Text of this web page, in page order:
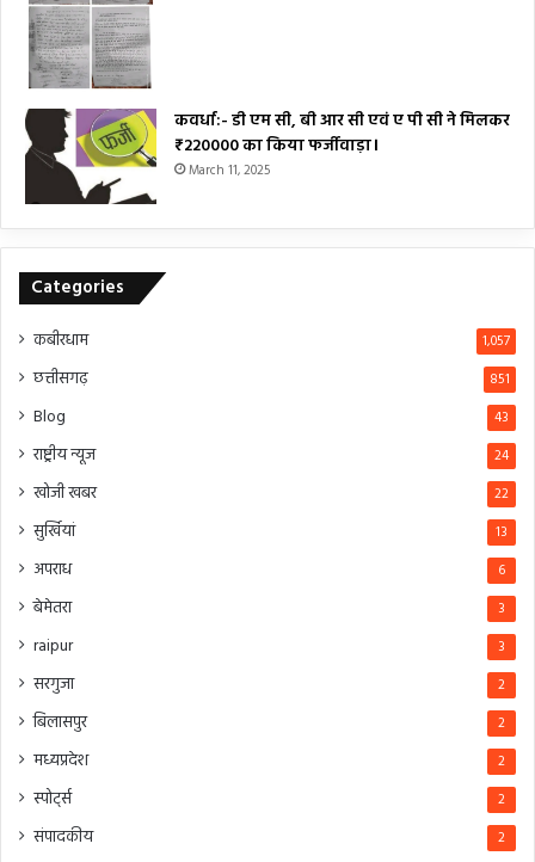
कवर्धा:- डी एम सी, बी आर सी एवं ए पी सी ने मिलकर
₹220000 का किया फर्जीवाड़ा।
March 11, 2025
Categories
कबीरधाम 1,057
छत्तीसगढ़ 851
Blog 43
राष्ट्रीय न्यूज 24
खोजी खबर 22
सुर्खियां 13
अपराध 6
बेमेतरा 3
raipur 3
सरगुजा 2
बिलासपुर 2
मध्यप्रदेश 2
स्पोर्ट्स 2
संपादकीय 2